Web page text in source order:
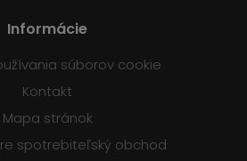
Informácie
súborov cookie
Kontakt
Mapa stránok
spotrebiteľský obchod